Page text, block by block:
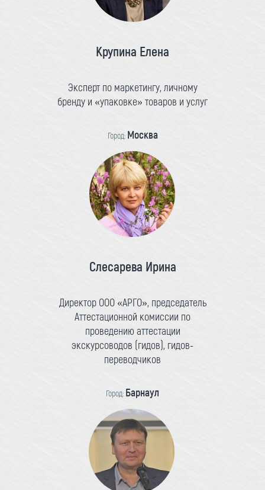
Крупина Елена
Эксперт по маркетингу, личному
бренду и «упаковке» товаров и услуг
Город: Москва
Слесарева Ирина
Директор ООО «АРГО», председатель
Аттестационной комиссии по
проведению аттестации
экскурсоводов (гидов), гидов-
переводчиков
Город: Барнаул